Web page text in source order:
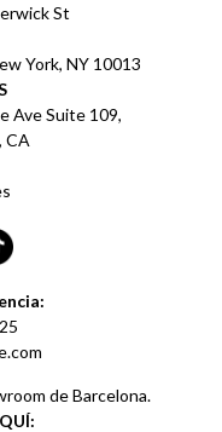
St
York, NY 10013
Ave Suite 109,
CA
de Barcelona.